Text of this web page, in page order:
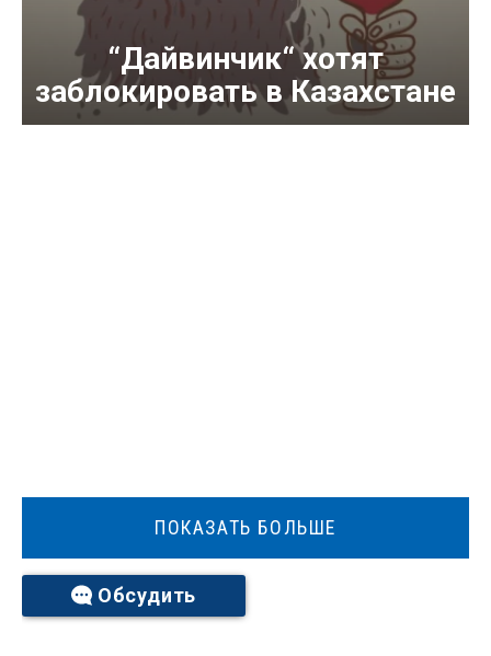
“Дайвинчик“ хотят
заблокировать в Казахстане
ПОКАЗАТЬ БОЛЬШЕ
Обсудить